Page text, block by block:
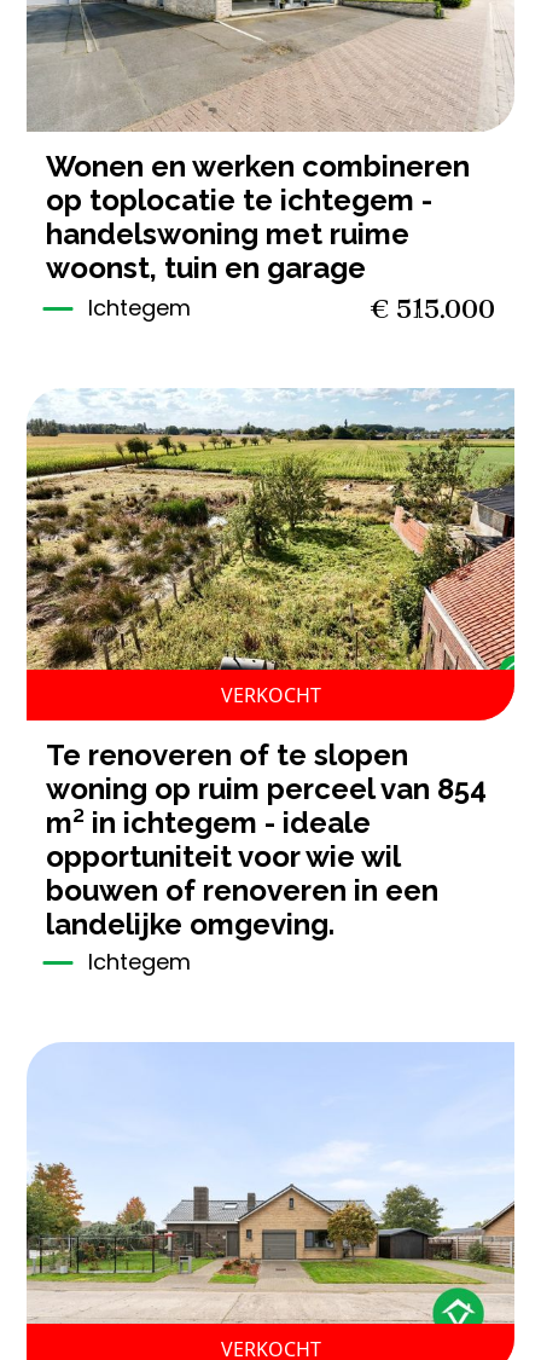
wonen en werken combineren
op toplocatie te ichtegem -
handelswoning met ruime
woonst, tuin en garage
Ichtegem € 515.000
VERKOCHT
te renoveren of te slopen
woning op ruim perceel van 854
m² in ichtegem - ideale
opportuniteit voor wie wil
bouwen of renoveren in een
landelijke omgeving.
Ichtegem
VERKOCHT